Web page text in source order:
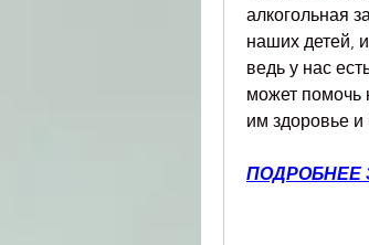
алкогольная
наших детей,
ведь у нас
может помочь
им здоровье
ПОДРОБНЕЕ